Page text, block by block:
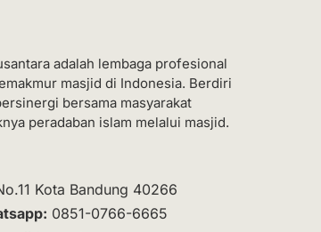
adalah lembaga profesional
masjid di Indonesia. Berdiri
bersama masyarakat
peradaban islam melalui masjid.
Kota Bandung 40266
0851-0766-6665